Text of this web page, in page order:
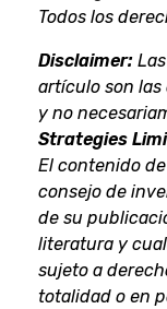
Todos los
Disclaimer:
artículo son
y no
Strategies
El contenido
consejo de
de su
literatura y
sujeto a
totalidad o en